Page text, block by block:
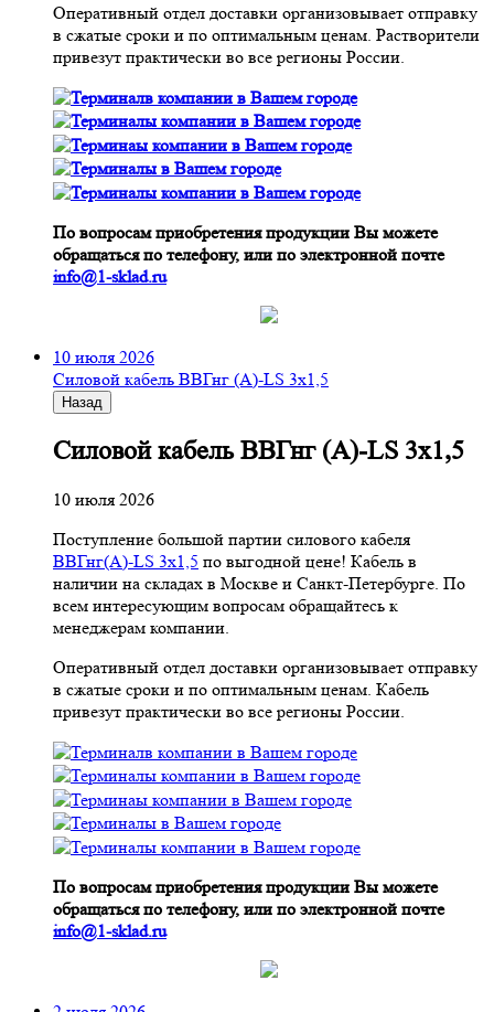
Оперативный отдел доставки организовывает отправку
в сжатые сроки и по оптимальным ценам. Растворители
привезут практически во все регионы России.
По вопросам приобретения продукции Вы можете
обращаться по телефону, или по электронной почте
info@1-sklad.ru
10 июля 2026
Cиловой кабель ВВГнг (A)-LS 3х1,5
Назад
Cиловой кабель ВВГнг (A)-LS 3х1,5
10 июля 2026
Поступление большой партии силового кабеля
ВВГнг(A)-LS 3х1,5 по выгодной цене! Кабель в
наличии на складах в Москве и Санкт-Петербурге. По
всем интересующим вопросам обращайтесь к
менеджерам компании.
Оперативный отдел доставки организовывает отправку
в сжатые сроки и по оптимальным ценам. Кабель
привезут практически во все регионы России.
По вопросам приобретения продукции Вы можете
обращаться по телефону, или по электронной почте
info@1-sklad.ru